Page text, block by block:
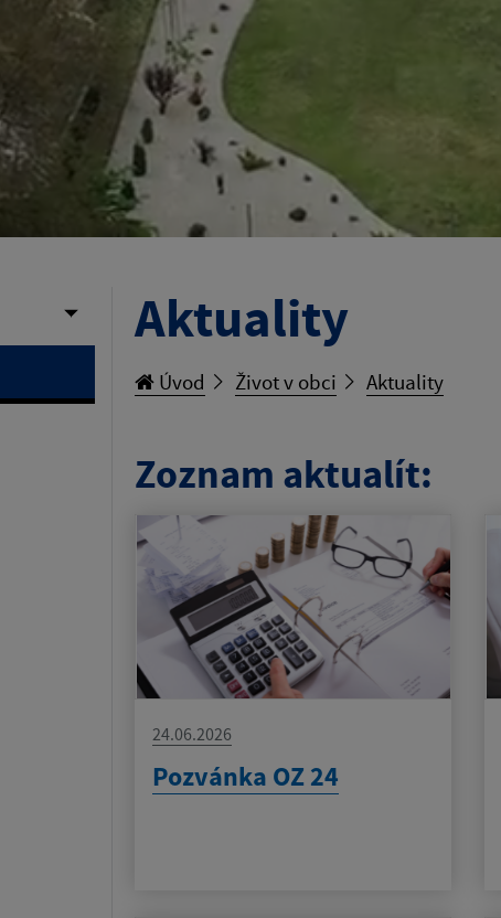
Aktuality
Úvod Život v obci Aktuality
Zoznam aktualít:
24.06.2026
Pozvánka OZ 24